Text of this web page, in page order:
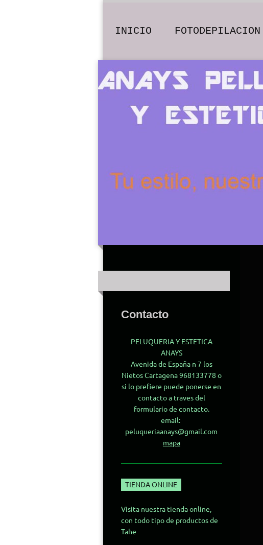
INICIO FOTODEPILACION
Contacto
PELUQUERIA Y ESTETICA
ANAYS
Avenida de España n 7 los
Nietos Cartagena 968133778 o
si lo prefiere puede ponerse en
contacto a traves del
formulario de contacto.
email:
peluqueriaanays@gmail.com
mapa
TIENDA ONLINE
Visita nuestra tienda online,
con todo tipo de productos de
Tahe